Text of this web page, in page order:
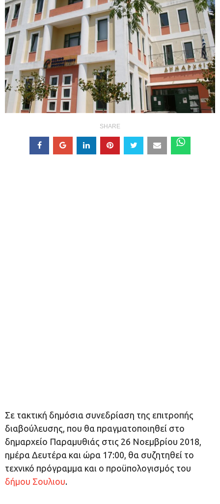
SHARE
Σε τακτική δημόσια συνεδρίαση της επιτροπής
διαβούλευσης, που θα πραγματοποιηθεί στο
δημαρχείο Παραμυθιάς στις 26 Νοεμβρίου 2018,
ημέρα Δευτέρα και ώρα 17:00, θα συζητηθεί το
τεχνικό πρόγραμμα και ο προϋπολογισμός του
δήμου Σουλιου.